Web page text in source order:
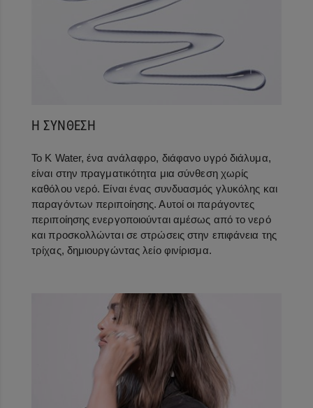
Η ΣΥΝΘΕΣΗ
Το K Water, ένα ανάλαφρο, διάφανο υγρό διάλυμα,
είναι στην πραγματικότητα μια σύνθεση χωρίς
καθόλου νερό. Είναι ένας συνδυασμός γλυκόλης και
παραγόντων περιποίησης. Αυτοί οι παράγοντες
περιποίησης ενεργοποιούνται αμέσως από το νερό
και προσκολλώνται σε στρώσεις στην επιφάνεια της
τρίχας, δημιουργώντας λείο φινίρισμα.